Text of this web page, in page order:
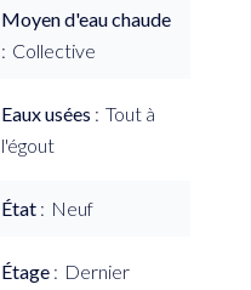
Moyen d'eau chaude
Collective
Eaux usées
Tout à
l'égout
État Neuf
Étage
Dernier